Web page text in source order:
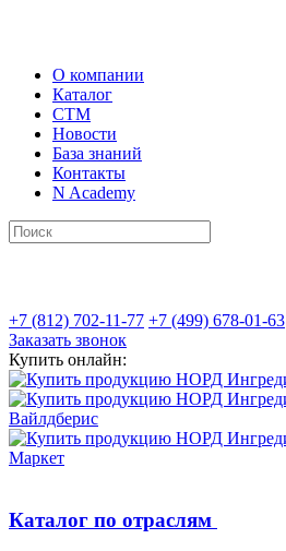
О компании
Каталог
СТМ
Новости
База знаний
Контакты
N Academy
+7 (812) 702-11-77 +7 (499) 678-01-63
Заказать звонок
Купить онлайн:
Каталог по отраслям